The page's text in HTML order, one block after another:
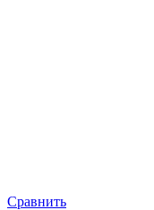
Сравнить